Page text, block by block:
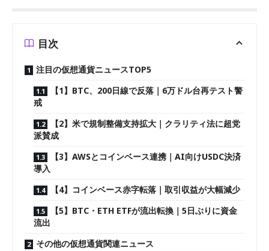
目次
注目の仮想通貨ニュースTOP5
【1】BTC、200日線で反落｜6万ドル台再テスト警
戒
【2】米で規制整備支持拡大｜クラリティ法に超党
派賛成
【3】AWSとコインベース連携｜AI向けUSDC決済
導入
【4】コインベース赤字転落｜取引収益が大幅減少
【5】BTC・ETH ETFが流出転換｜5日ぶりに資金
流出
その他の仮想通貨関連ニュース